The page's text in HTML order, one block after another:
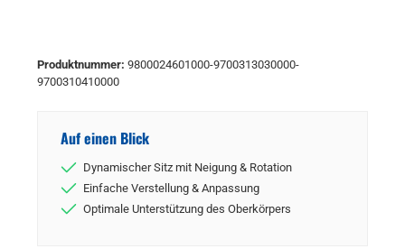
Produktnummer: 9800024601000-9700313030000-
9700310410000
Auf einen Blick
Dynamischer Sitz mit Neigung & Rotation
Einfache Verstellung & Anpassung
Optimale Unterstützung des Oberkörpers